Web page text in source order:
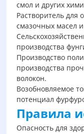
смол и других
Растворитель для
смазочных масел
производства
Производство
производства
волокон.
Возобновляемое
потенциал
Правила
Опасность для